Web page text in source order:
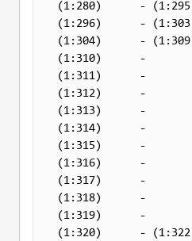
(1:280)      -
(1:296)      -
(1:304)      -
(1:310)      -
(1:311)      -
(1:312)      -
(1:313)      -
(1:314)      -
(1:315)      -
(1:316)      -
(1:317)      -
(1:318)      -
(1:319)      -
(1:320)      -